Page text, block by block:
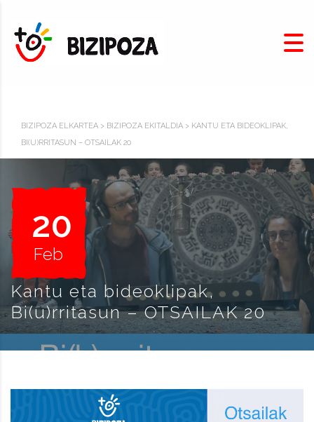
BIZIPOZA ELKARTEA > BIZIPOZA EKITALDIA > KANTU ETA BIDEOKLIPAK,
BI(U)RRITASUN – OTSAILAK 20
20
Feb
Kantu eta bideoklipak,
Bi(u)rritasun – OTSAILAK 20